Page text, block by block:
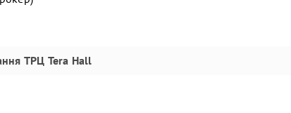
ТРЦ Tera Hall